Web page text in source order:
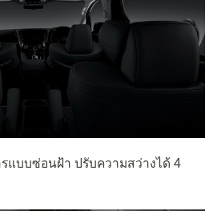
แบบซ่อนฝ้า ปรับความสว่างได้ 4